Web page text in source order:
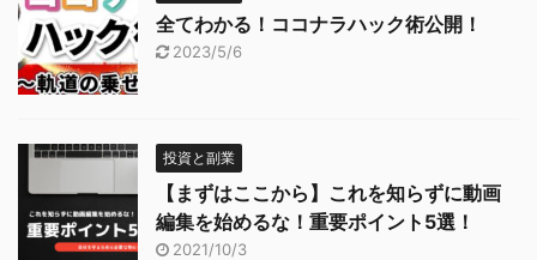
全てわかる！ココナラハック術公開！
2023/5/6
投資と副業
【まずはここから】これを知らずに動画
編集を始めるな！重要ポイント5選！
2021/10/3